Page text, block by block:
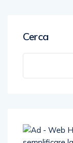
Cerca